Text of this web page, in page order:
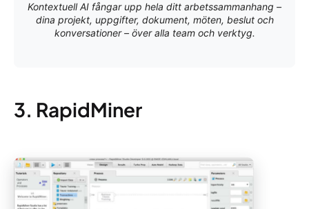
Kontextuell AI fångar upp hela ditt arbetssammanhang –
dina projekt, uppgifter, dokument, möten, beslut och
konversationer – över alla team och verktyg.
3. RapidMiner